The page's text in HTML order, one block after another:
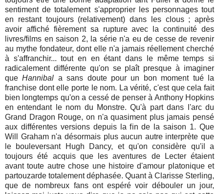
sentiment de totalement s'approprier les personnages tout
en restant toujours (relativement) dans les clous ; après
avoir affiché fièrement sa rupture avec la continuité des
livres/films en saison 2, la série n'a eu de cesse de revenir
au mythe fondateur, dont elle n'a jamais réellement cherché
à s'affranchir... tout en en étant dans le même temps si
radicalement différente qu'on se plaît presque à imaginer
queHannibal a sans doute pour un bon moment tué la
franchise dont elle porte le nom. La vérité, c'est que cela fait
bien longtemps qu'on a cessé de penser à Anthony Hopkins
en entendant le nom du Monstre. Qu'à part dans l'arc du
Grand Dragon Rouge, on n'a quasiment plus jamais pensé
aux différentes versions depuis la fin de la saison 1. Que
Will Graham n'a désormais plus aucun autre interprète que
le bouleversant Hugh Dancy, et qu'on considère qu'il a
toujours été acquis que les aventures de Lecter étaient
avant toute autre chose une histoire d'amour platonique et
partouzarde totalement déphasée. Quant à Clarisse Sterling,
que de nombreux fans ont espéré voir débouler un jour,